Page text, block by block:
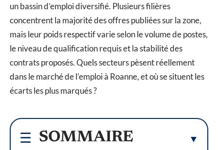
un bassin d’emploi diversifié. Plusieurs filières
concentrent la majorité des offres publiées sur la zone,
mais leur poids respectif varie selon le volume de postes,
le niveau de qualification requis et la stabilité des
contrats proposés. Quels secteurs pèsent réellement
dans le marché de l’emploi à Roanne, et où se situent les
écarts les plus marqués ?
SOMMAIRE